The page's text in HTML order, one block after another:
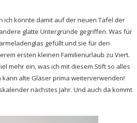
ich könnte damit auf der neuen Tafel der
glatte Untergründe gegriffen. Was für
gefüllt und sie für den
ersten kleinen Familienurlaub zu Viert.
mehr ein, was ich mit diesem Stift so alles
kann alte Gläser prima weiterverwenden!
nächstes Jahr. Und auch da kommt